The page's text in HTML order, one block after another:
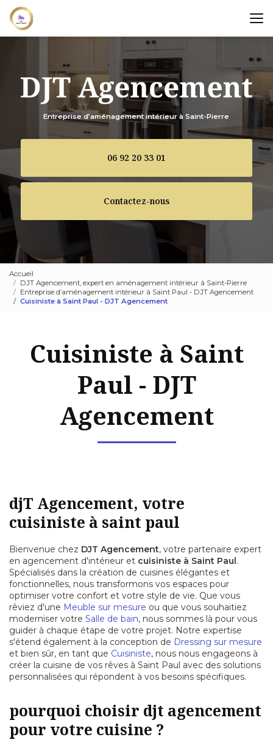
Aller
au
contenu
principal
Entreprise d’aménagement intérieur à Saint-Pierre
06 92 20 33 01
Contactez-nous
Accueil
DJT Agencement, expert en aménagement intérieur à Saint-Pierre
Entreprise d’aménagement intérieur à Saint Paul - DJT Agencement
Cuisiniste à Saint Paul - DJT Agencement
Cuisiniste à Saint
Paul - DJT
Agencement
djT Agencement, votre
cuisiniste à saint paul
Bienvenue chez DJT Agencement, votre partenaire expert
en agencement d'intérieur et cuisiniste à Saint Paul.
Spécialisés dans la création de cuisines élégantes et
fonctionnelles, nous transformons vos espaces pour
optimiser votre confort et votre style de vie. Que vous
rêviez d'une Meuble sur mesure ou que vous souhaitiez
moderniser votre Salle de bain, nous sommes là pour vous
guider à chaque étape de votre projet. Notre expertise
s'étend également à la conception de Dressing sur mesure
et bien sûr, en tant que Cuisiniste, nous nous engageons à
créer la cuisine de vos rêves à Saint Paul avec des solutions
personnalisées qui répondent à vos besoins spécifiques.
pourquoi choisir djt agencement
pour votre cuisine ?